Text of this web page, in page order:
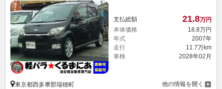
支払総額 21.8万円
本体価格
18. 8万円
年式
2007年
走行
11.7万km
車検
2028年02月
東京都西多摩郡瑞穂町 他の情報を開く